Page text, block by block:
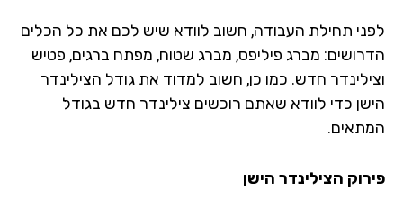
תחילת העבודה, חשוב לוודא שיש לכם את כל הכלים
מברג פיליפס, מברג שטוח, מפתח ברגים, פטיש
חדש. כמו כן, חשוב למדוד את גודל הצילינדר
כדי לוודא שאתם רוכשים צילינדר חדש בגודל
הצילינדר הישן